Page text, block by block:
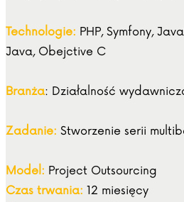
Technologie: PHP, Symfony,
Java, Obejctive C
Branża: Działalność
Zadanie: Stworzenie serii
Model: Project Outsourcing
Czas trwania: 12 miesięcy